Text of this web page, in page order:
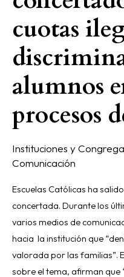
cuotas
alumnos
procesos
Instituciones y
Comunicación
Escuelas Católicas ha
concertada. Durante los
varios medios de
hacia la institución que
valorada por las familias”.
sobre el tema, afirman que
de
admisión»